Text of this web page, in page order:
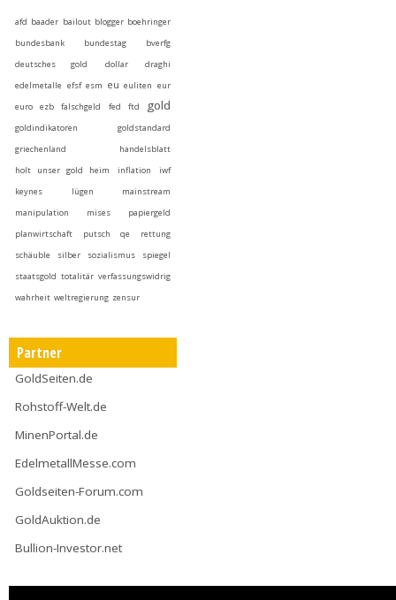
afd baader bailout blogger boehringer
bundesbank
bundestag
bverfg
deutsches gold
dollar
draghi
edelmetalle efsf esm eu euliten eur
euro
ezb falschgeld fed ftd gold
goldindikatoren
goldstandard
griechenland
handelsblatt
holt unser gold heim
inflation
iwf
keynes
lügen
mainstream
manipulation
mises
papiergeld
planwirtschaft
putsch qe
rettung
schäuble
silber sozialismus
spiegel
staatsgold totalitär verfassungswidrig
wahrheit weltregierung zensur
Partner
GoldSeiten.de
Rohstoff-Welt.de
MinenPortal.de
EdelmetallMesse.com
Goldseiten-Forum.com
GoldAuktion.de
Bullion-Investor.net